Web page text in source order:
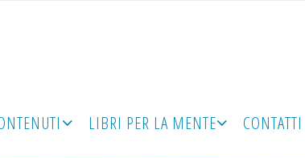
LIBRI PER LA MENTE CONTATTI